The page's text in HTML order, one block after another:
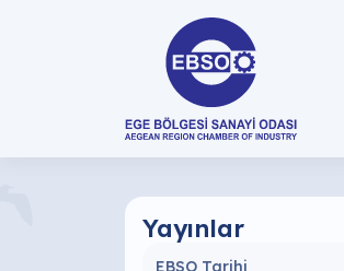
Yayınlar
EBSO Tarihi